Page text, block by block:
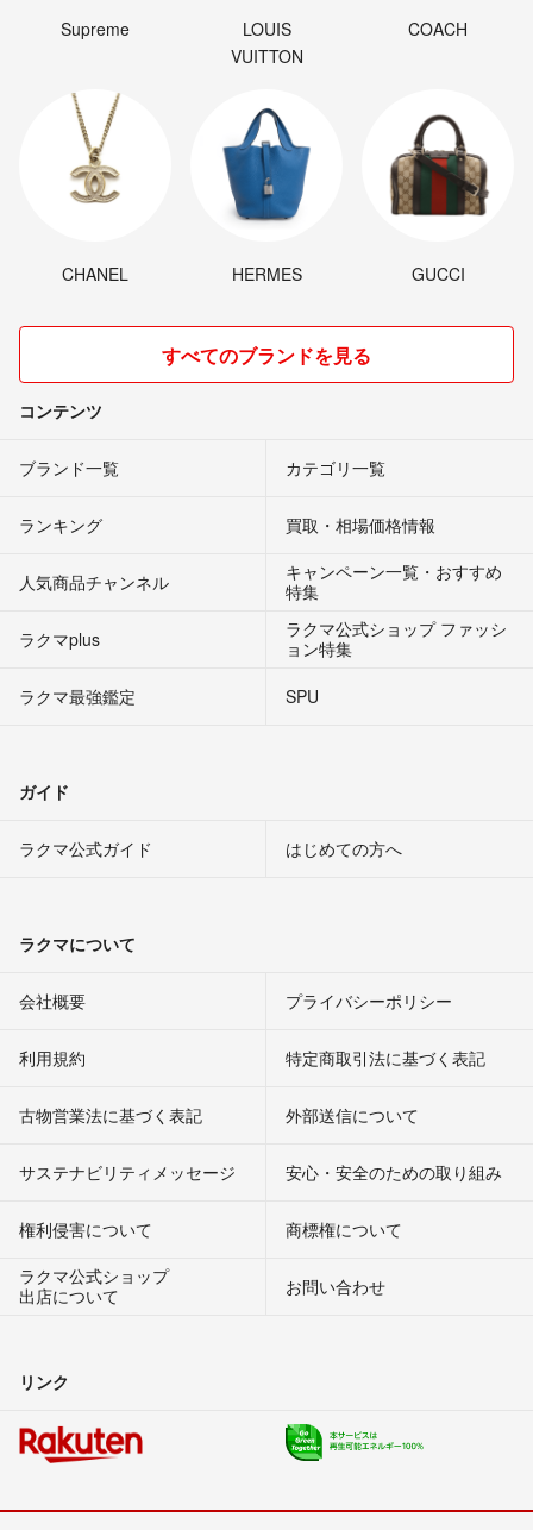
Supreme
LOUIS
VUITTON
COACH
CHANEL HERMES GUCCI
すべてのブランドを見る
コンテンツ
ブランド一覧 カテゴリ一覧
ランキング 買取・相場価格情報
人気商品チャンネル
キャンペーン一覧・おすすめ
特集
ラクマplus
ラクマ公式ショップ ファッシ
ョン特集
ラクマ最強鑑定
SPU
ガイド
ラクマ公式ガイド はじめての方へ
ラクマについて
会社概要 プライバシーポリシー
利用規約 特定商取引法に基づく表記
古物営業法に基づく表記 外部送信について
サステナビリティメッセージ 安心・安全のための取り組み
権利侵害について
商標権について
ラクマ公式ショップ
出店について
お問い合わせ
リンク